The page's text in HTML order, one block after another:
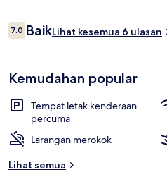
Ulasan
7.07.0 daripada 10
BaikLihat kesemua 6 ulasan
Kemudahan popular
Tempat letak kenderaan
percuma
Larangan merokok
Lihat semua